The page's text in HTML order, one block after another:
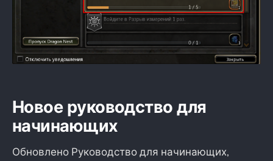
Новое руководство для
начинающих
Обновлено Руководство для начинающих,